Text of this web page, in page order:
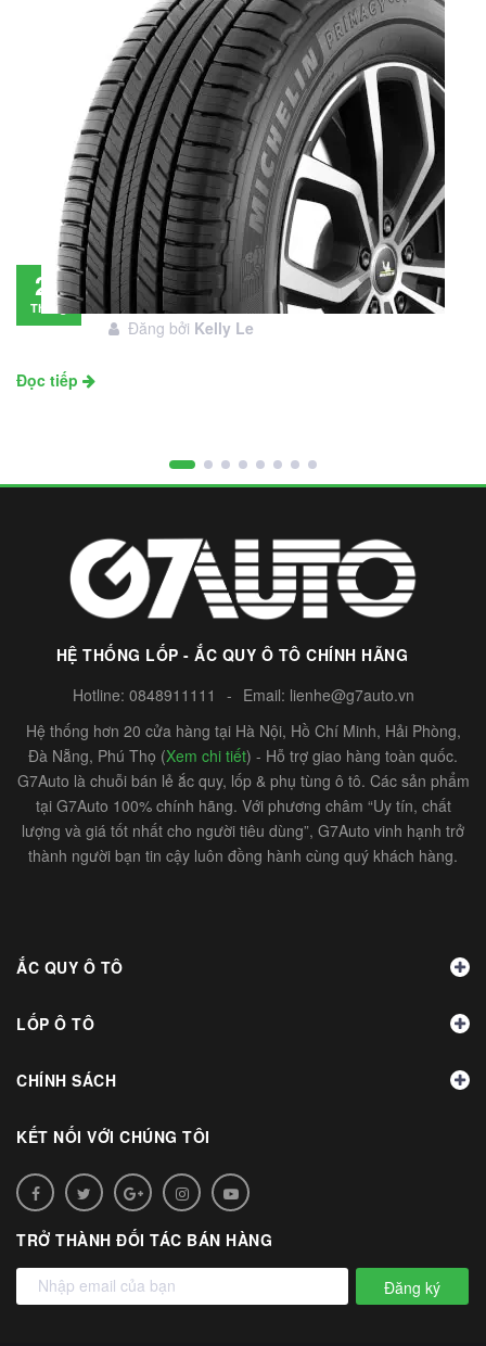
28
Tháng
Đánh giá lốp Michelin Primacy SUV: Đáng
đầu tư không?
Đăng bởi Kelly Le
Đọc tiếp
HỆ THỐNG LỐP - ẮC QUY Ô TÔ CHÍNH HÃNG
Hotline: 0848911111 - Email: lienhe@g7auto.vn
Hệ thống hơn 20 cửa hàng tại Hà Nội, Hồ Chí Minh, Hải Phòng,
Đà Nẵng, Phú Thọ (Xem chi tiết) - Hỗ trợ giao hàng toàn quốc.
G7Auto là chuỗi bán lẻ ắc quy, lốp & phụ tùng ô tô. Các sản phẩm
tại G7Auto 100% chính hãng. Với phương châm “Uy tín, chất
lượng và giá tốt nhất cho người tiêu dùng”, G7Auto vinh hạnh trở
thành người bạn tin cậy luôn đồng hành cùng quý khách hàng.
ẮC QUY Ô TÔ
LỐP Ô TÔ
CHÍNH SÁCH
KẾT NỐI VỚI CHÚNG TÔI
TRỞ THÀNH ĐỐI TÁC BÁN HÀNG
Đăng ký